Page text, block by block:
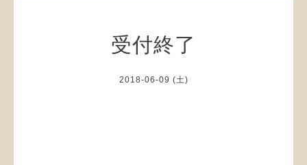
受付終了
2018-06-09 (土)